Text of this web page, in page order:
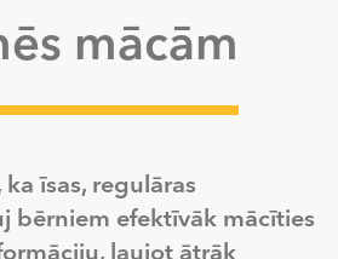
mācām
īsas, regulāras
bērniem efektīvāk mācīties